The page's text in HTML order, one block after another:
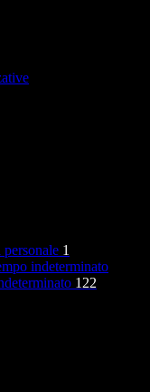
1
indeterminato
122